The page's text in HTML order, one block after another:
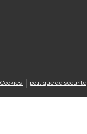
politique de sécurité